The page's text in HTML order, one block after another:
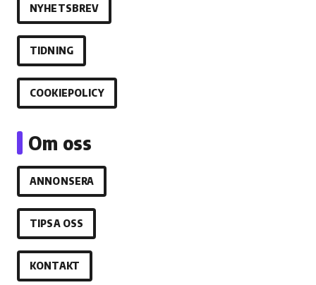
NYHETSBREV
TIDNING
COOKIEPOLICY
Om oss
ANNONSERA
TIPSA OSS
KONTAKT